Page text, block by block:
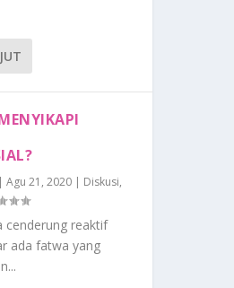
|Agu 21, 2020 | Diskusi,
cenderung reaktif
ada fatwa yang